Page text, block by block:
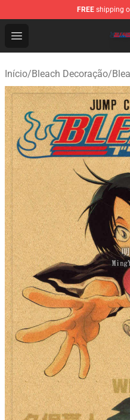
FREE shipping
Open menu
Bleach Store - Official
Início/Bleach Decoração/